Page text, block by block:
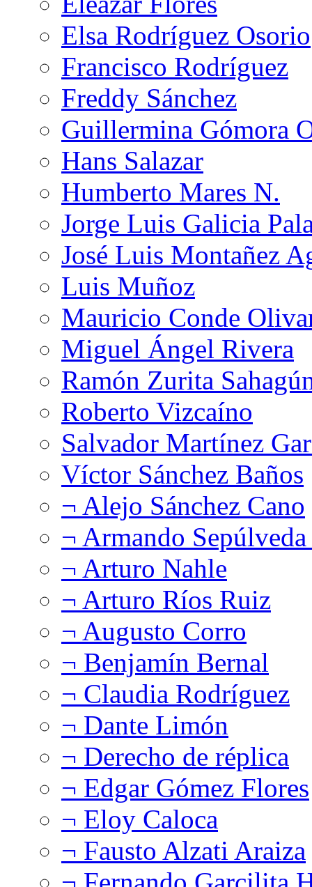
Elsa Rodríguez Osorio
Francisco Rodríguez
Freddy Sánchez
Guillermina Gómora
Hans Salazar
Humberto Mares N.
Jorge Luis Galicia
José Luis Montañez
Luis Muñoz
Mauricio Conde
Miguel Ángel Rivera
Ramón Zurita
Roberto Vizcaíno
Salvador Martínez
Víctor Sánchez Baños
¬ Alejo Sánchez Cano
¬ Armando
¬ Arturo Nahle
¬ Arturo Ríos Ruiz
¬ Augusto Corro
¬ Benjamín Bernal
¬ Claudia Rodríguez
¬ Dante Limón
¬ Derecho de réplica
¬ Edgar Gómez Flores
¬ Eloy Caloca
¬ Fausto Alzati Araiza